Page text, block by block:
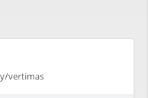
vertimas